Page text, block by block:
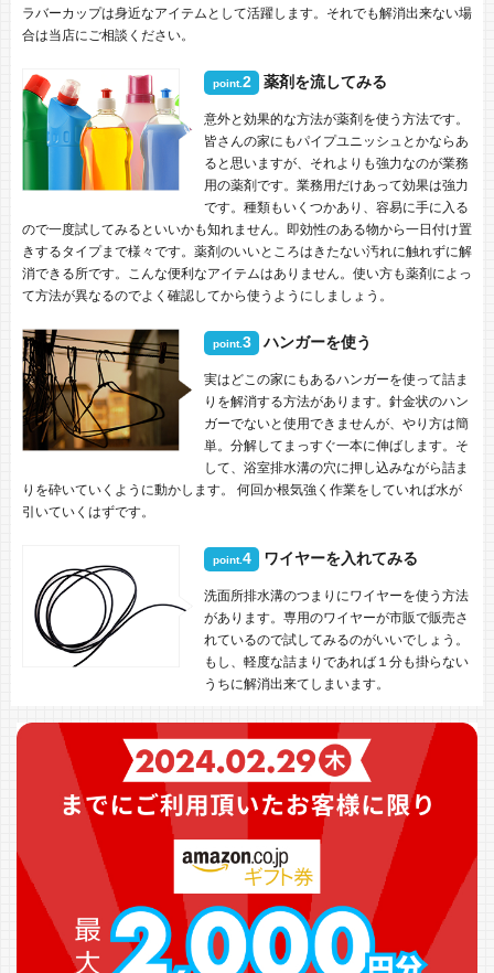
ラバーカップは身近なアイテムとして活躍します。それでも解消出来ない場
合は当店にご相談ください。
point.2 薬剤を流してみる
意外と効果的な方法が薬剤を使う方法です。
皆さんの家にもパイプユニッシュとかならあ
ると思いますが、それよりも強力なのが業務
用の薬剤です。業務用だけあって効果は強力
です。種類もいくつかあり、容易に手に入る
ので一度試してみるといいかも知れません。即効性のある物から一日付け置
きするタイプまで様々です。薬剤のいいところはきたない汚れに触れずに解
消できる所です。こんな便利なアイテムはありません。使い方も薬剤によっ
て方法が異なるのでよく確認してから使うようにしましょう。
point.3 ハンガーを使う
実はどこの家にもあるハンガーを使って詰ま
りを解消する方法があります。針金状のハン
ガーでないと使用できませんが、やり方は簡
単。分解してまっすぐ一本に伸ばします。そ
して、浴室排水溝の穴に押し込みながら詰ま
りを砕いていくように動かします。 何回か根気強く作業をしていれば水が
引いていくはずです。
point.4 ワイヤーを入れてみる
洗面所排水溝のつまりにワイヤーを使う方法
があります。専用のワイヤーが市販で販売さ
れているので試してみるのがいいでしょう。
もし、軽度な詰まりであれば１分も掛らない
うちに解消出来てしまいます。